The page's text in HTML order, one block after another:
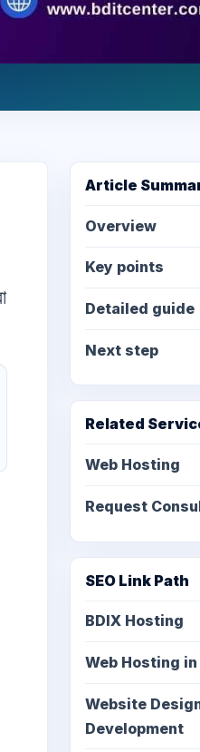
Article
Overview
Key points
Detailed guide
Next step
Related
Web Hosting
Request
SEO Link Path
BDIX Hosting
Web Hosting
Website
Development